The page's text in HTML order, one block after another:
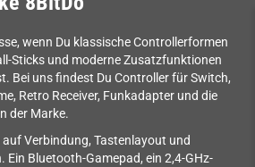
wenn Du klassische Controllerformen
Sticks und moderne Zusatzfunktionen
Bei uns findest Du Controller für Switch,
Retro Receiver, Funkadapter und die
der Marke.
Verbindung, Tastenlayout und
Bluetooth-Gamepad, ein 2,4-GHz-